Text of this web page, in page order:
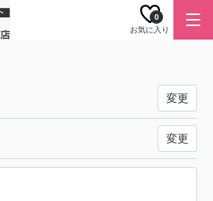
お気に入り
0
変更
変更